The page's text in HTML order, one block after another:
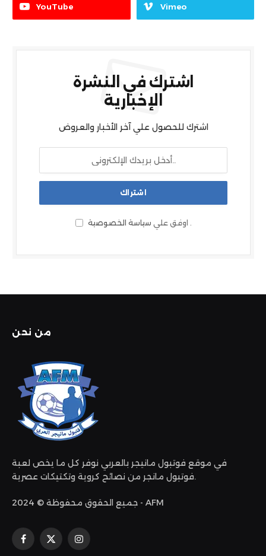
YouTube Vimeo
اشترك في النشرة
الإخبارية
اشترك للحصول علي آخر الأخبار والعروض
اوفق علي سياسة الخصوصية .
من نحن
في موقع فوتبول مانيجر بالعربي نوفر كل ما يخص لعبة
فوتبول مانجر من نصائح كروية وتكتيكات عصرية.
جميع الحقوق محفوظة © 2024 - AFM
فيسبوك
X
الانستغرام